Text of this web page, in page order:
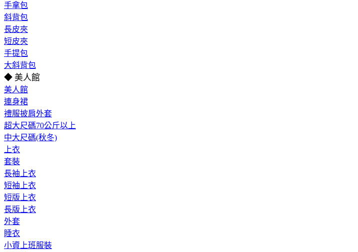
手拿包
斜背包
長皮夾
短皮夾
手提包
大斜背包
◆ 美人館
美人館
連身裙
禮服披肩外套
超大尺碼70公斤以上
中大尺碼(秋冬)
上衣
套裝
長袖上衣
短袖上衣
短版上衣
長版上衣
外套
睡衣
小資上班服裝